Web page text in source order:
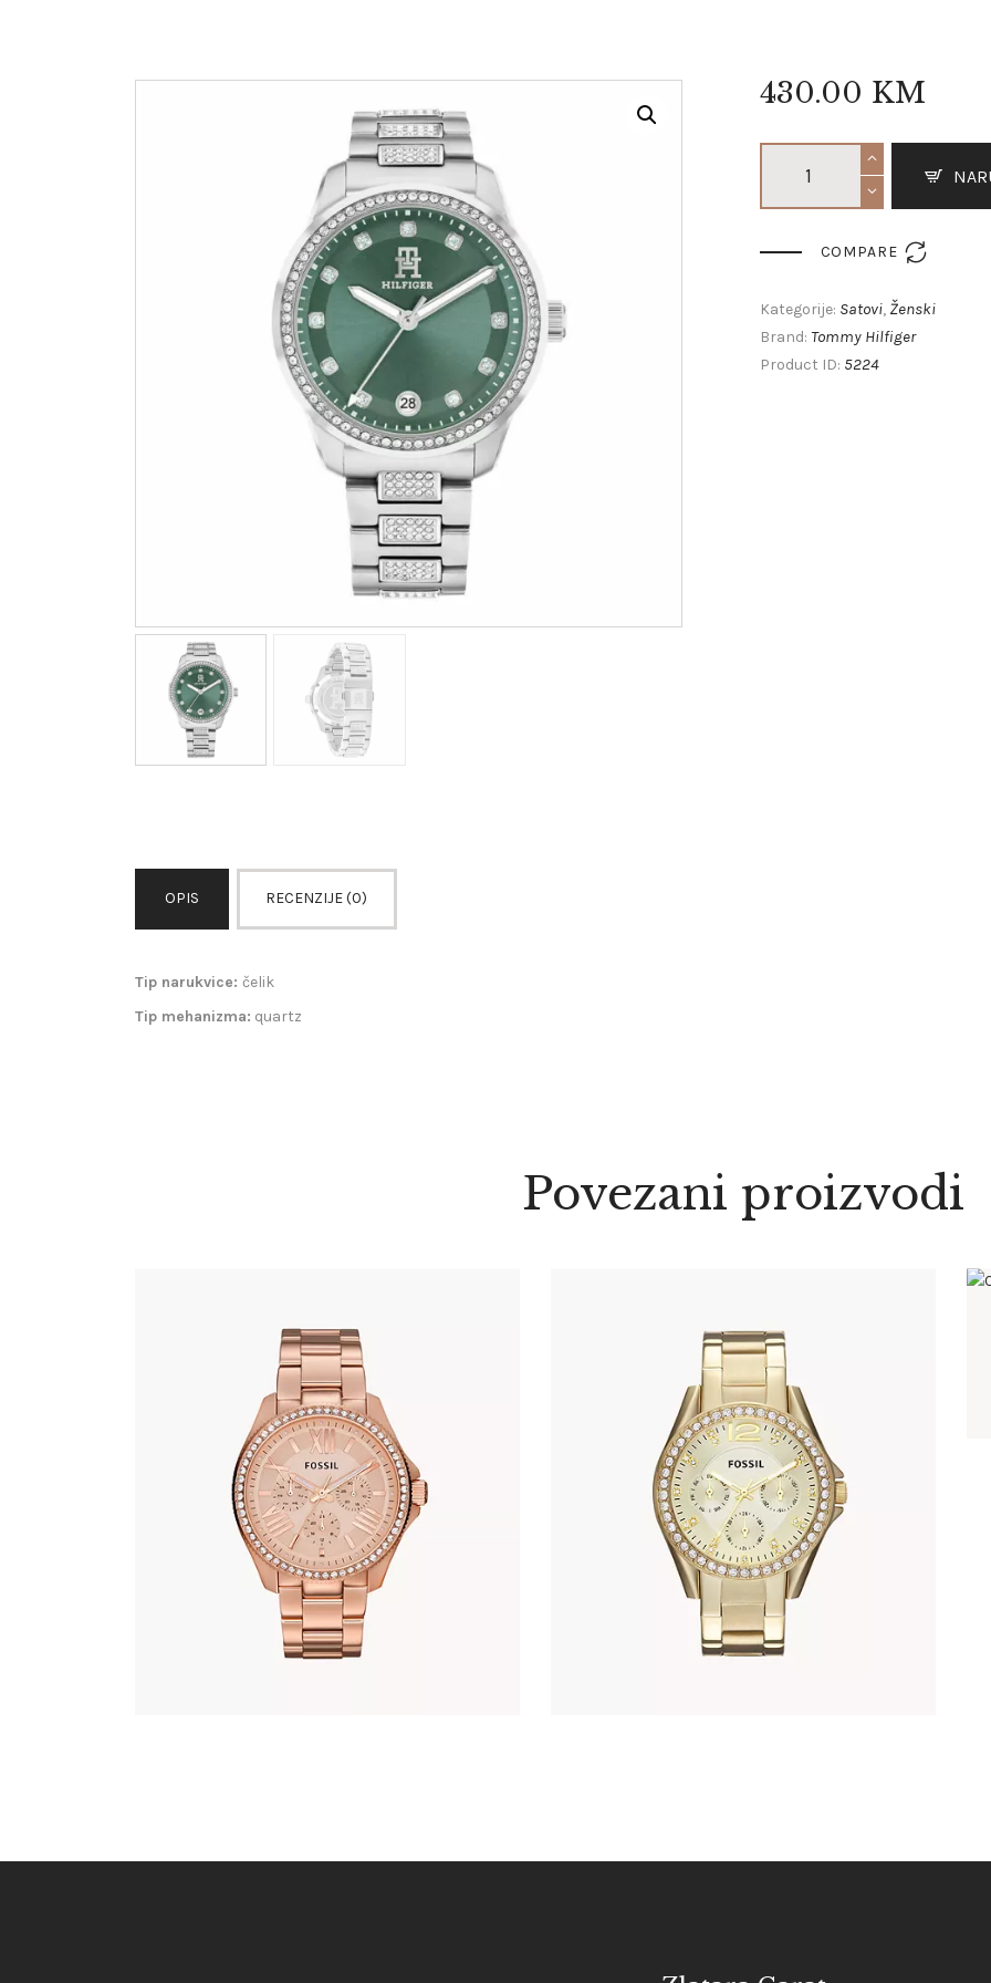
430.00 KM
COMPARE 
Kategorije: Satovi, Ženski
Brand: Tommy Hilfiger
Product ID: 5224
OPIS RECENZIJE (0)
Tip narukvice: čelik
Tip mehanizma: quartz
Povezani proizvodi
FOSSIL AM4483
380.00 KM
FOSSIL ES3203
345. 00 KM